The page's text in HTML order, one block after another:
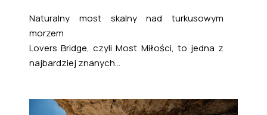
Naturalny most skalny nad turkusowym
morzem
Lovers Bridge, czyli Most Miłości, to jedna z
najbardziej znanych...